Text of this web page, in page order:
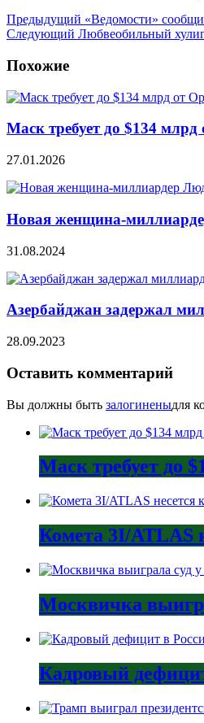
Предыдущий «Ведомости»
Следующий Любвеобильный
Похожие
Маск требует до $134
27.01.2026
Новая женщина-
31.08.2024
Азербайджан задержал
28.09.2023
Оставить комментарий
Вы должны быть залогиненыдля
Маск требует до
Комета 3I/ATLAS
Москвичка
Кадровый